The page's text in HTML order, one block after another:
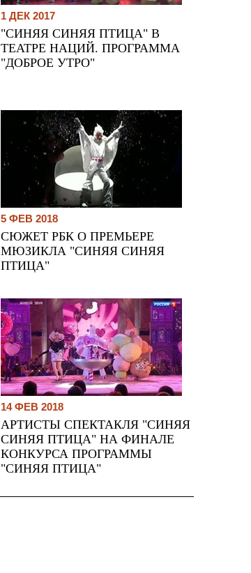
1 ДЕК 2017
"СИНЯЯ СИНЯЯ ПТИЦА" В
ТЕАТРЕ НАЦИЙ. ПРОГРАММА
"ДОБРОЕ УТРО"
5 ФЕВ 2018
СЮЖЕТ РБК О ПРЕМЬЕРЕ
МЮЗИКЛА "СИНЯЯ СИНЯЯ
ПТИЦА"
14 ФЕВ 2018
АРТИСТЫ СПЕКТАКЛЯ "СИНЯЯ
СИНЯЯ ПТИЦА" НА ФИНАЛЕ
КОНКУРСА ПРОГРАММЫ
"СИНЯЯ ПТИЦА"